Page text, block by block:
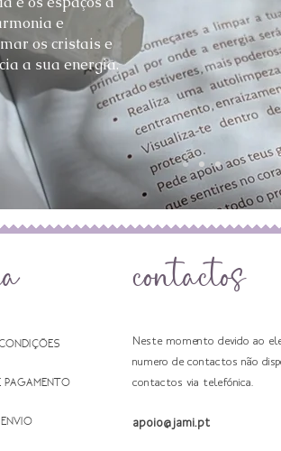
e
os cristais e
a sua energia.
PAGAMENTO
contactos
Neste momento devido ao
numero de contactos não
contactos via telefónica.
apoio@jami.pt